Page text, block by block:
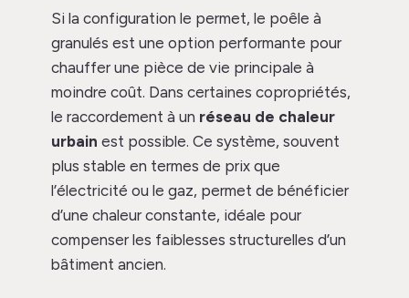
Si la configuration le permet, le poêle à
granulés est une option performante pour
chauffer une pièce de vie principale à
moindre coût. Dans certaines copropriétés,
le raccordement à un réseau de chaleur
urbain est possible. Ce système, souvent
plus stable en termes de prix que
l’électricité ou le gaz, permet de bénéficier
d’une chaleur constante, idéale pour
compenser les faiblesses structurelles d’un
bâtiment ancien.